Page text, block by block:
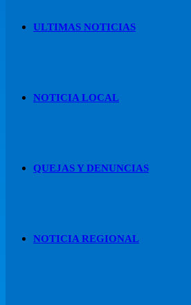
ULTIMAS NOTICIAS
NOTICIA LOCAL
QUEJAS Y DENUNCIAS
NOTICIA REGIONAL